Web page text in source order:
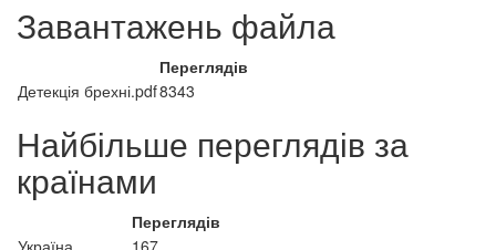
Завантажень файла
Переглядів
Детекція брехні.pdf8343
Найбільше переглядів за
країнами
Переглядів
Україна
167